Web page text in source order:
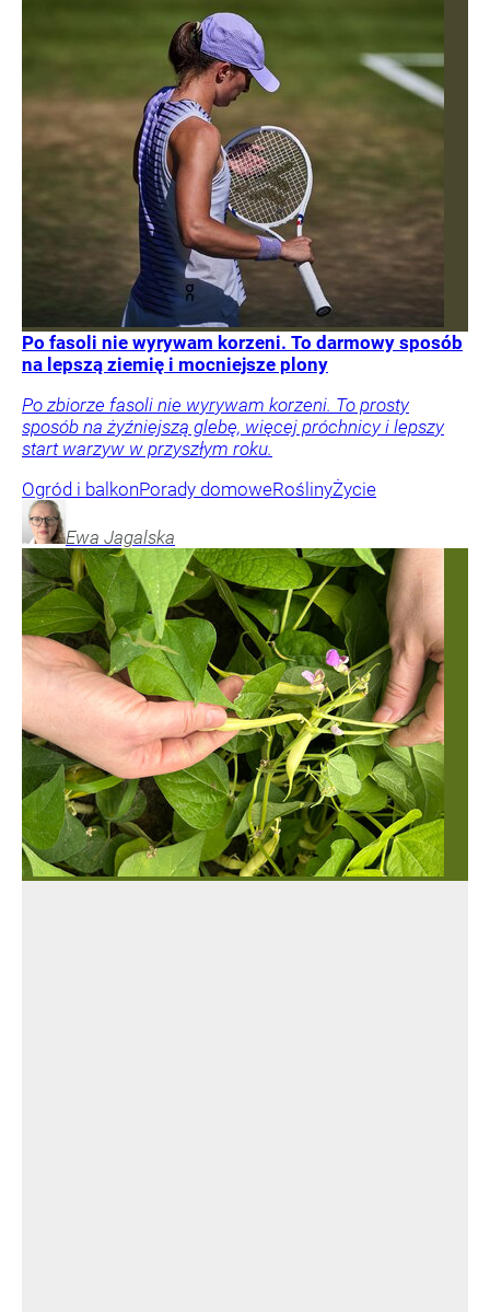
Po fasoli nie wyrywam korzeni. To darmowy sposób
na lepszą ziemię i mocniejsze plony
Po zbiorze fasoli nie wyrywam korzeni. To prosty
sposób na żyźniejszą glebę, więcej próchnicy i lepszy
start warzyw w przyszłym roku.
Ogród i balkonPorady domoweRoślinyŻycie
Ewa Jagalska